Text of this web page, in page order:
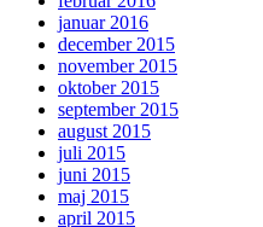
januar 2016
december 2015
november 2015
oktober 2015
september 2015
august 2015
juli 2015
juni 2015
maj 2015
april 2015